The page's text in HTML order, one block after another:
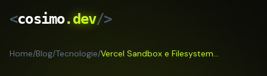
<cosimo.dev/>
Servizi
Home/Blog/Tecnologie/ Vercel Sandbox e Filesystem Snapshots: Guida Completa